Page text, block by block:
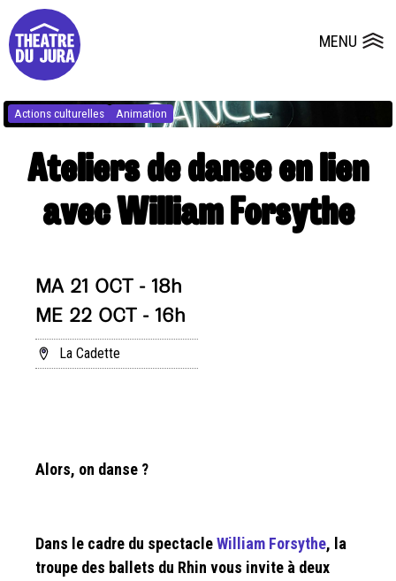
MENU
Presse
Salles
Dépôts de dossiers
Actions culturelles Animation
Ateliers de danse en lien
avec William Forsythe
Alors, on danse ?
Dans le cadre du spectacleWilliam Forsythe, la
troupe des ballets du Rhin vous invite à deux
MA 21 OCT - 18h
ME 22 OCT - 16h
La Cadette